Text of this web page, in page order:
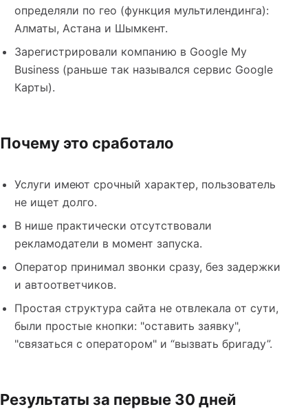
определяли по гео (функция мультилендинга):
Алматы, Астана и Шымкент.
Зарегистрировали компанию в Google My
Business (раньше так назывался сервис Google
Карты).
Почему это сработало
Услуги имеют срочный характер, пользователь
не ищет долго.
В нише практически отсутствовали
рекламодатели в момент запуска.
Оператор принимал звонки сразу, без задержки
и автоответчиков.
Простая структура сайта не отвлекала от сути,
были простые кнопки: "оставить заявку",
"связаться с оператором" и “вызвать бригаду”.
Результаты за первые 30 дней